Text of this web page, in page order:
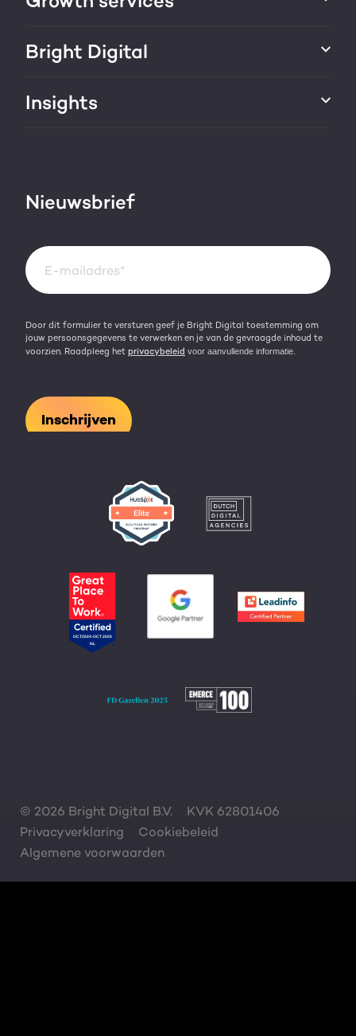
HubSpot CRM maatwerk
Websites & portals
Groei strategie
Bright Digital
Over ons
Team
Insights
Events & webinars
Kennisbank
Nieuwsbrief
Door dit formulier te versturen geef je Bright Digital toestemming om
jouw persoonsgegevens te verwerken en je van de gevraagde inhoud te
voorzien. Raadpleeg het privacybeleid voor aanvullende informatie.
© 2026 Bright Digital B.V.
KVK 62801406
Privacyverklaring
Cookiebeleid
Algemene voorwaarden